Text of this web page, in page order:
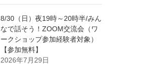
8/30（日）夜19時～20時半/みん
なで話そう！ZOOM交流会（ワ
ークショップ参加経験者対象）
【参加無料】
2026年7月29日